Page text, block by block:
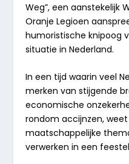
Weg”, een aanstekelijk
Oranje Legioen
humoristische knipoog
situatie in Nederland.
In een tijd waarin veel
merken van stijgende
economische
rondom accijnzen, weet
maatschappelijke
verwerken in een